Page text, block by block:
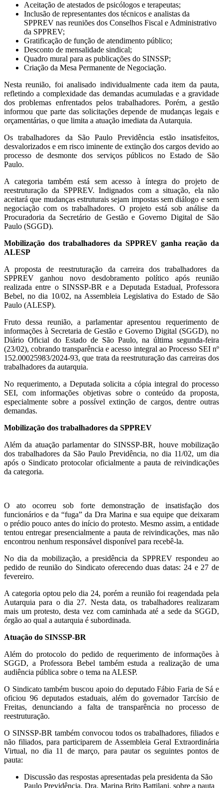
Aceitação de atestados de psicólogos e terapeutas;
Inclusão de representantes dos técnicos e analistas da
SPPREV nas reuniões dos Conselhos Fiscal e Administrativo
da SPPREV;
Gratificação de função de atendimento público;
Desconto de mensalidade sindical;
Quadro mural para as publicações do SINSSP;
Criação da Mesa Permanente de Negociação.
Nesta reunião, foi analisado individualmente cada item da pauta,
refletindo a complexidade das demandas acumuladas e a gravidade
dos problemas enfrentados pelos trabalhadores. Porém, a gestão
informou que parte das solicitações depende de mudanças legais e
orçamentárias, o que limita a atuação imediata da Autarquia.
Os trabalhadores da São Paulo Previdência estão insatisfeitos,
desvalorizados e em risco iminente de extinção dos cargos devido ao
processo de desmonte dos serviços públicos no Estado de São
Paulo.
A categoria também está sem acesso à íntegra do projeto de
reestruturação da SPPREV. Indignados com a situação, ela não
aceitará que mudanças estruturais sejam impostas sem diálogo e sem
negociação com os trabalhadores. O projeto está sob análise da
Procuradoria da Secretário de Gestão e Governo Digital de São
Paulo (SGGD).
Mobilização dos trabalhadores da SPPREV ganha reação da
ALESP
A proposta de reestruturação da carreira dos trabalhadores da
SPPREV ganhou novo desdobramento político após reunião
realizada entre o SINSSP-BR e a Deputada Estadual, Professora
Bebel, no dia 10/02, na Assembleia Legislativa do Estado de São
Paulo (ALESP).
Fruto dessa reunião, a parlamentar apresentou requerimento de
informações à Secretaria de Gestão e Governo Digital (SGGD), no
Diário Oficial do Estado de São Paulo, na última segunda-feira
(23/02), cobrando transparência e acesso integral ao Processo SEI nº
152.00025983/2024-93, que trata da reestruturação das carreiras dos
trabalhadores da autarquia.
No requerimento, a Deputada solicita a cópia integral do processo
SEI, com informações objetivas sobre o conteúdo da proposta,
especialmente sobre a possível extinção de cargos, dentre outras
demandas.
Mobilização dos trabalhadores da SPPREV
Além da atuação parlamentar do SINSSP-BR, houve mobilização
dos trabalhadores da São Paulo Previdência, no dia 11/02, um dia
após o Sindicato protocolar oficialmente a pauta de reivindicações
da categoria.
O ato ocorreu sob forte demonstração de insatisfação dos
funcionários e da “fuga” da Dra Marina e sua equipe que deixaram
o prédio pouco antes do início do protesto. Mesmo assim, a entidade
tentou entregar presencialmente a pauta de reivindicações, mas não
encontrou nenhum responsável disponível para recebê-la.
No dia da mobilização, a presidência da SPPREV respondeu ao
pedido de reunião do Sindicato oferecendo duas datas: 24 e 27 de
fevereiro.
A categoria optou pelo dia 24, porém a reunião foi reagendada pela
Autarquia para o dia 27. Nesta data, os trabalhadores realizaram
mais um protesto, desta vez com caminhada até a sede da SGGD,
órgão ao qual a autarquia é subordinada.
Atuação do SINSSP-BR
Além do protocolo do pedido de requerimento de informações à
SGGD, a Professora Bebel também estuda a realização de uma
audiência pública sobre o tema na ALESP.
O Sindicato também buscou apoio do deputado Fábio Faria de Sá e
oficiou 96 deputados estaduais, além do governador Tarcísio de
Freitas, denunciando a falta de transparência no processo de
reestruturação.
O SINSSP-BR também convocou todos os trabalhadores, filiados e
não filiados, para participarem de Assembleia Geral Extraordinária
Virtual, no dia 11 de março, para pautar os seguintes pontos de
pauta:
Discussão das respostas apresentadas pela presidenta da São
Paulo Previdência, Dra. Marina Brito Battilani, sobre a pauta